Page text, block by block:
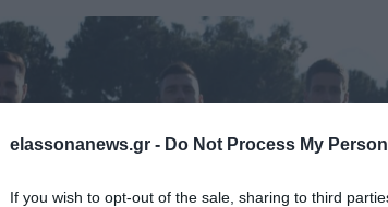
elassonanews.gr - Do Not Process My
If you wish to opt-out of the sale, sharing to third